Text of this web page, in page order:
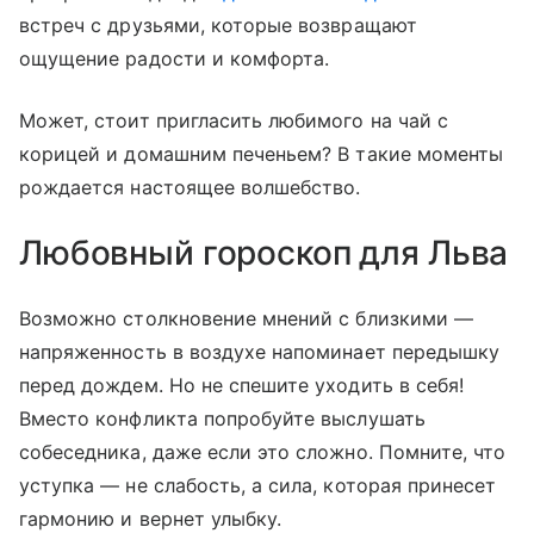
встреч с друзьями, которые возвращают
ощущение радости и комфорта.
Может, стоит пригласить любимого на чай с
корицей и домашним печеньем? В такие моменты
рождается настоящее волшебство.
Любовный гороскоп для Льва
Возможно столкновение мнений с близкими —
напряженность в воздухе напоминает передышку
перед дождем. Но не спешите уходить в себя!
Вместо конфликта попробуйте выслушать
собеседника, даже если это сложно. Помните, что
уступка — не слабость, а сила, которая принесет
гармонию и вернет улыбку.